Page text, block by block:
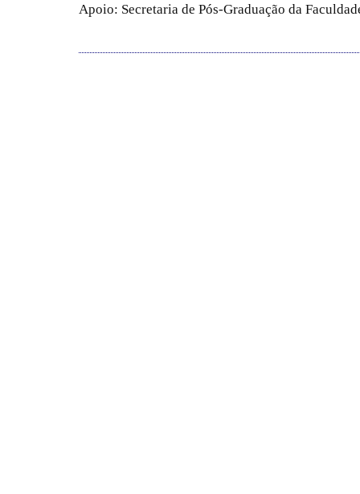
Apoio: Secretaria de Pós-Graduação da